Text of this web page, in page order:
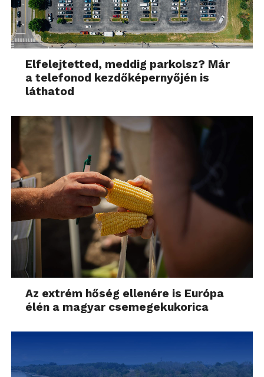
Elfelejtetted, meddig parkolsz? Már
a telefonod kezdőképernyőjén is
láthatod
Az extrém hőség ellenére is Európa
élén a magyar csemegekukorica